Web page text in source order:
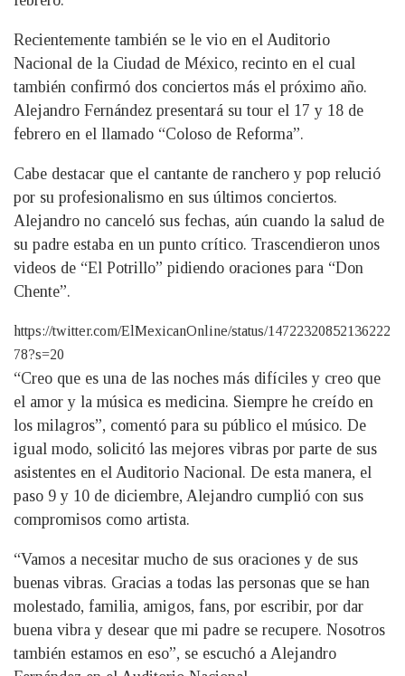
Recientemente también se le vio en el Auditorio
Nacional de la Ciudad de México, recinto en el cual
también confirmó dos conciertos más el próximo año.
Alejandro Fernández presentará su tour el 17 y 18 de
febrero en el llamado “Coloso de Reforma”.
Cabe destacar que el cantante de ranchero y pop relució
por su profesionalismo en sus últimos conciertos.
Alejandro no canceló sus fechas, aún cuando la salud de
su padre estaba en un punto crítico. Trascendieron unos
videos de “El Potrillo” pidiendo oraciones para “Don
Chente”.
https://twitter.com/ElMexicanOnline/status/14722320852136222
78?s=20
“Creo que es una de las noches más difíciles y creo que
el amor y la música es medicina. Siempre he creído en
los milagros”, comentó para su público el músico. De
igual modo, solicitó las mejores vibras por parte de sus
asistentes en el Auditorio Nacional. De esta manera, el
paso 9 y 10 de diciembre, Alejandro cumplió con sus
compromisos como artista.
“Vamos a necesitar mucho de sus oraciones y de sus
buenas vibras. Gracias a todas las personas que se han
molestado, familia, amigos, fans, por escribir, por dar
buena vibra y desear que mi padre se recupere. Nosotros
también estamos en eso”, se escuchó a Alejandro